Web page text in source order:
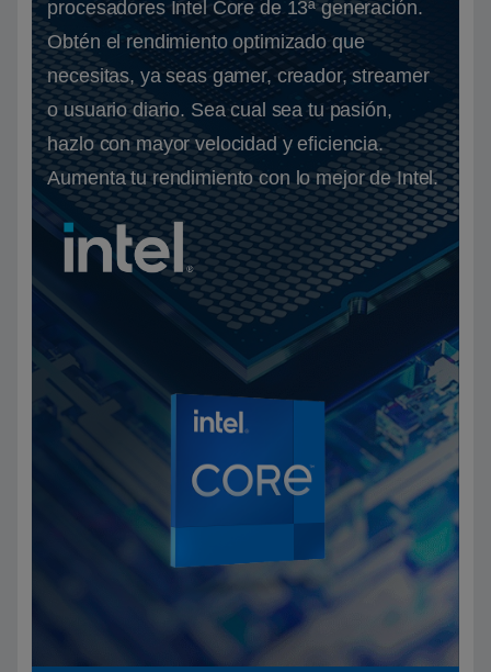
procesadores Intel Core de 13ª generación.
Obtén el rendimiento optimizado que
necesitas, ya seas gamer, creador, streamer
o usuario diario. Sea cual sea tu pasión,
hazlo con mayor velocidad y eficiencia.
Aumenta tu rendimiento con lo mejor de Intel.